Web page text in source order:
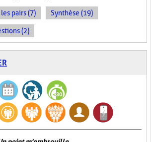
pairs (7) Synthèse (19)
(2)